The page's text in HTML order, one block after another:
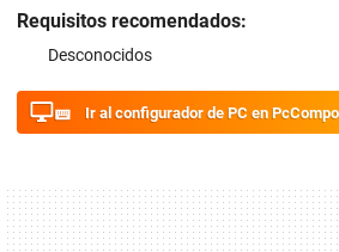
Requisitos recomendados:
Desconocidos
Ir al configurador de PC en